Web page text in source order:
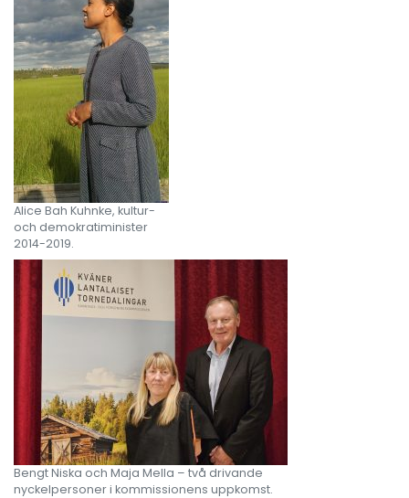
Alice Bah Kuhnke, kultur-
och demokratiminister
2014-2019.
Bengt Niska och Maja Mella – två drivande
nyckelpersoner i kommissionens uppkomst.